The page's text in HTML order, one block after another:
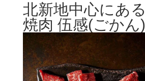
北新地中心にあ
焼肉 伍感(ごかん)